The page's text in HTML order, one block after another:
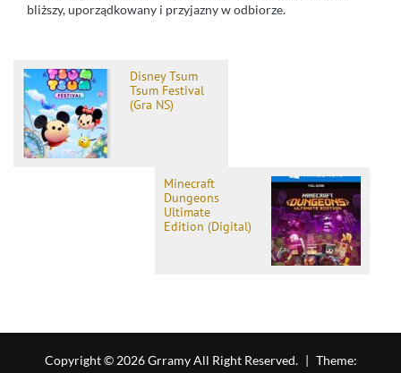
bliższy, uporządkowany i przyjazny w odbiorze.
Disney Tsum
Tsum Festival
(Gra NS)
Minecraft
Dungeons
Ultimate
Edition (Digital)
Copyright © 2026 Grramy All Right Reserved. | Theme: